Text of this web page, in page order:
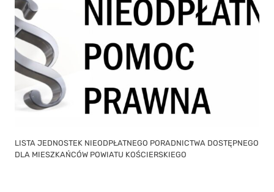
LISTA JEDNOSTEK NIEODPŁATNEGO PORADNICTWA DOSTĘPNEGO
DLA MIESZKAŃCÓW POWIATU KOŚCIERSKIEGO